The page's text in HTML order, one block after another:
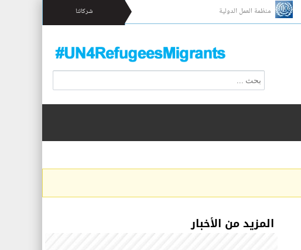
منظمة العمل الدولية شركائنا
س
ت
ر
ا
ب
ث
ب
ح
المزيد من الأخبار